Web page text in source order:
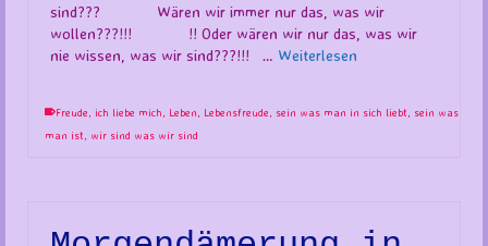
sind??? Wären wir immer nur das, was wir
wollen???!!! !! Oder wären wir nur das, was wir
nie wissen, was wir sind???!!! … Weiterlesen
Freude ich liebe mich Leben Lebensfreude sein was man in sich liebt
sein was
man ist
wir sind was wir sind